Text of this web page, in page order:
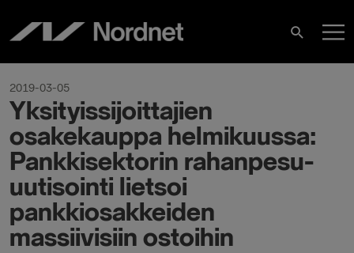
content
Search
2019-03-05
Yksityissijoittajien
osakekauppa helmikuussa:
Pankkisektorin rahanpesu-
uutisointi lietsoi
pankkiosakkeiden
massiivisiin ostoihin